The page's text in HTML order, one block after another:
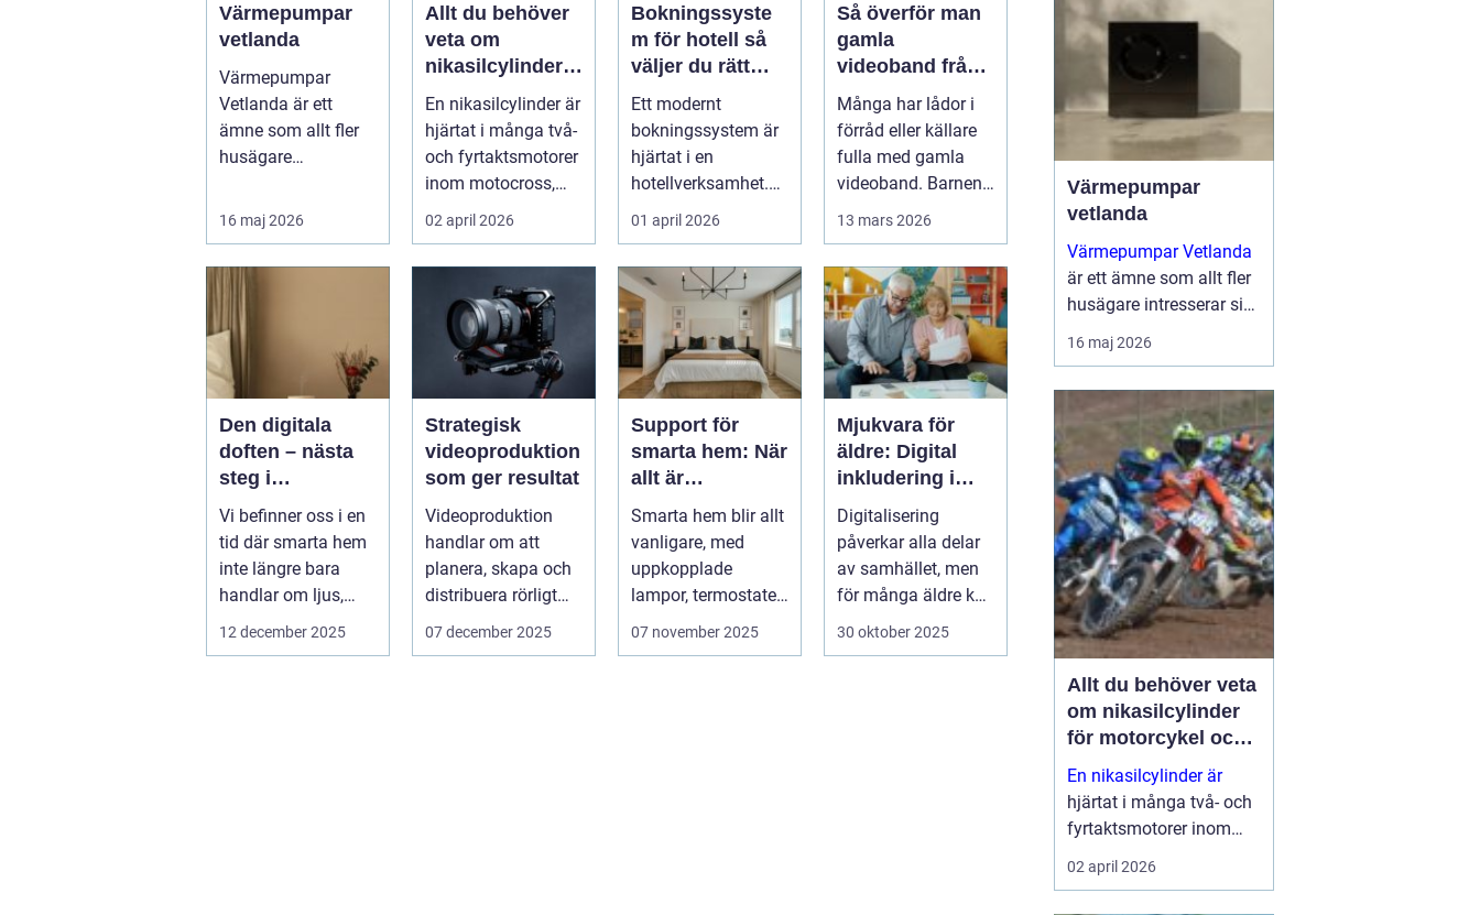
Värmepumpar
vetlanda
Värmepumpar
Vetlanda är ett
ämne som allt fler
husägare
när energipriserna
ökar ...
16 maj 2026
Allt du behöver
veta om
nikasilcylinder
för motorcykel
och snöskoter
En nikasilcylinder är
hjärtat i många två-
och fyrtaktsmotorer
inom motocross,
enduro och
snöskoter....
02 april 2026
Bokningssyste
m för hotell så
väljer du rätt
lösning
Ett modernt
bokningssystem är
hjärtat i en
hotellverksamhet.
När bokningar,
incheckning,
betalningar...
01 april 2026
Så överför man
gamla
videoband från
vhs till usb
Många har lådor i
förråd eller källare
fulla med gamla
videoband. Barnens
13 mars 2026
Den digitala
doften – nästa
steg i
upplevelsen av
smarta hem
Vi befinner oss i en
tid där smarta hem
inte längre bara
handlar om ljus,
värme eller...
12 december 2025
Strategisk
videoproduktion
som ger resultat
Videoproduktion
handlar om att
planera, skapa och
distribuera rörligt
innehåll som fö...
07 december 2025
Support för
smarta hem: När
allt är
uppkopplat
Smarta hem blir allt
vanligare, med
uppkopplade
lampor, termostater,
säkerhetskameror
07 november 2025
Mjukvara för
äldre: Digital
inkludering i
vardagen
Digitalisering
påverkar alla delar
av samhället, men
för många äldre kan
30 oktober 2025
Värmepumpar
vetlanda
Värmepumpar Vetlanda
är ett ämne som allt fler
husägare intresserar sig
för när energipriserna
ökar och kraven på
tydligare. Genom att
utnyttja lagrad solen...
16 maj 2026
Allt du behöver veta
om nikasilcylinder
för motorcykel och
snöskoter
En nikasilcylinder är
hjärtat i många två- och
fyrtaktsmotorer inom
motocross, enduro och
snöskoter. Rätt utförd
02 april 2026